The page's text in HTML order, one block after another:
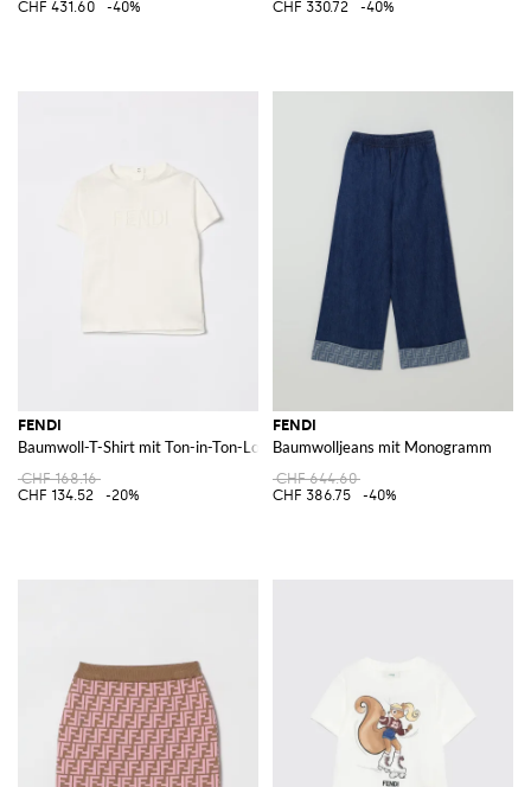
CHF 431.60 -40% CHF 330.72 -40%
FENDI
Baumwoll-T-Shirt mit Ton-in-Ton-Logo
CHF 168.16
CHF 134.52
-20%
FENDI
Baumwolljeans mit Monogramm
CHF 644.60
CHF 386.75
-40%